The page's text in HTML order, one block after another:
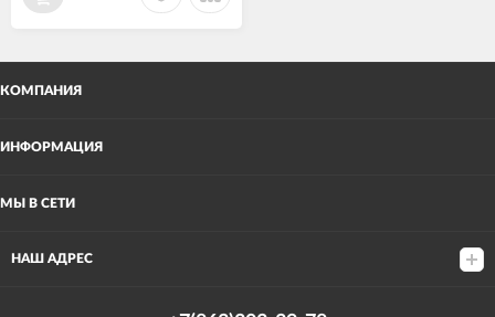
КОМПАНИЯ
ИНФОРМАЦИЯ
МЫ В СЕТИ
НАШ АДРЕС